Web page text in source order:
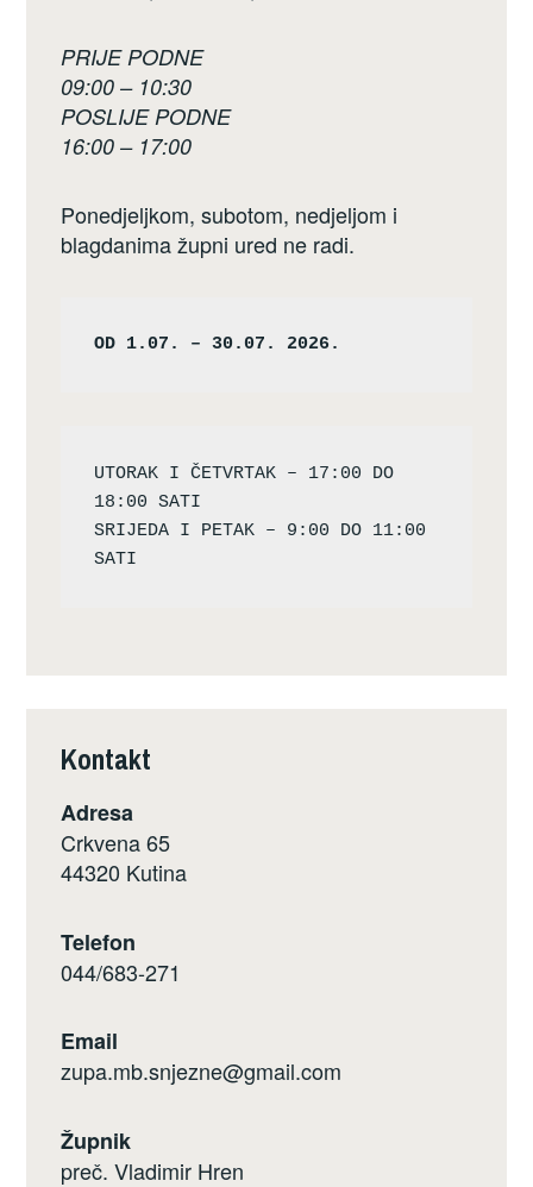
PRIJE PODNE
09:00 – 10:30
POSLIJE PODNE
16:00 – 17:00
Ponedjeljkom, subotom, nedjeljom i
blagdanima župni ured ne radi.
OD 1.07. – 30.07. 2026.
UTORAK I ČETVRTAK – 17:00 DO
18:00 SATI
SRIJEDA I PETAK – 9:00 DO 11:00
Kontakt
Adresa
Crkvena 65
44320 Kutina
Telefon
044/683-271
Email
zupa.mb.snjezne@gmail.com
Župnik
preč. Vladimir Hren